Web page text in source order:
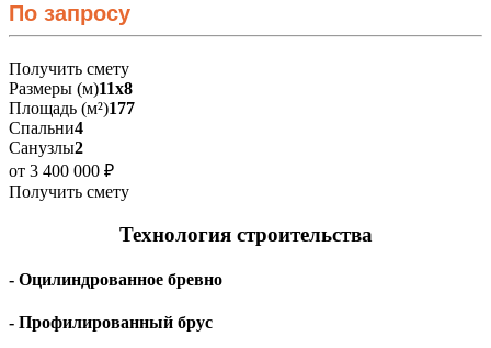
По запросу
Получить смету
Размеры (м)11х8
Площадь (м²)177
Спальни4
Санузлы2
от 3 400 000 ₽
Получить смету
Технология строительства
- Оцилиндрованное бревно
- Профилированный брус